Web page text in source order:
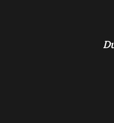
Duo de caille confite et pintade farcie au canard, purée de salsifis, sauce